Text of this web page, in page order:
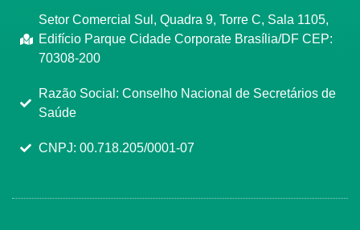
Setor Comercial Sul, Quadra 9, Torre C, Sala 1105,
Edifício Parque Cidade Corporate Brasília/DF CEP:
70308-200
Razão Social: Conselho Nacional de Secretários de
Saúde
CNPJ: 00.718.205/0001-07